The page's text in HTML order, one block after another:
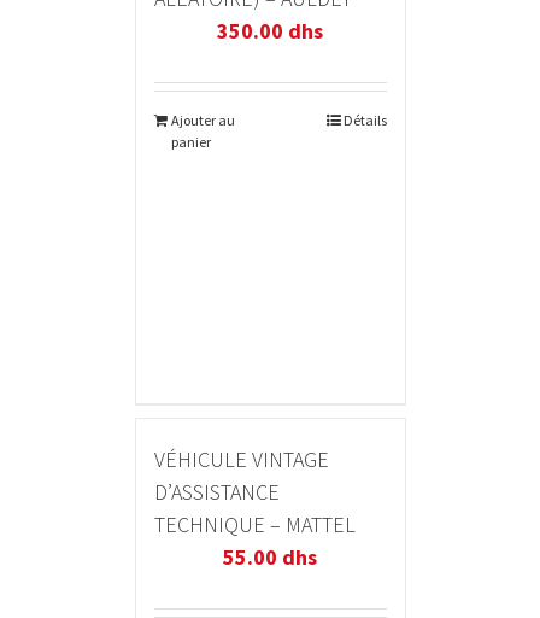
350.00 dhs
Ajouter au
panier
Détails
VÉHICULE VINTAGE
D’ASSISTANCE
TECHNIQUE – MATTEL
55.00 dhs